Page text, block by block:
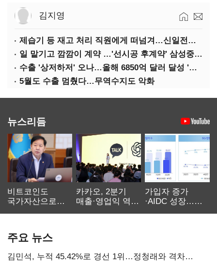
김지영
제습기 등 재고 처리 직원에게 떠넘겨…신일전자 '과징금 처벌'
일 맡기고 깜깜이 계약 …'선시공 후계약' 삼성중공업 덜미
수출 '상저하저' 오나…올해 6850억 달러 달성 '빨간불'
5월도 수출 멈췄다…무역수지도 악화
뉴스리듬
비트코인도
국가자산으로…'
카카오, 2분기
매출·영업익 역대
가입자 증가
·AIDC 성장…
주요 뉴스
김민석, 누적 45.42%로 경선 1위…정청래와 격차